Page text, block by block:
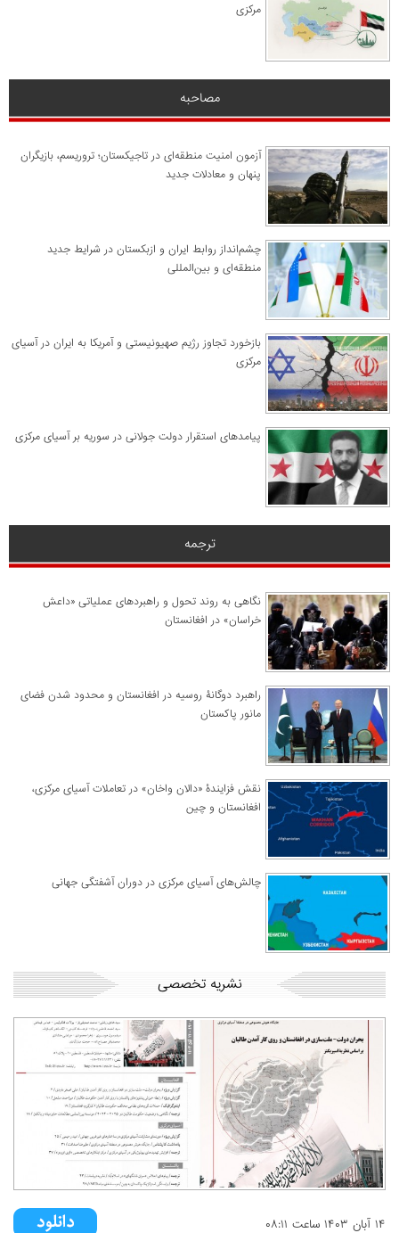
مرکزی
مصاحبه
آزمون امنیت منطقه‌ای در تاجیکستان؛ تروریسم، بازیگران
پنهان و معادلات جدید
چشم‌انداز روابط ایران و ازبکستان در شرایط جدید
منطقه‌ای و بین‌المللی
​بازخورد تجاوز رژیم صهیونیستی و آمریکا به ایران در آسیای
مرکزی
پیامدهای استقرار دولت جولانی در سوریه بر آسیای مرکزی
ترجمه
نگاهی به روند تحول و راهبردهای عملیاتی «داعش
خراسان» در افغانستان
راهبرد دوگانۀ روسیه در افغانستان و محدود شدن فضای
مانور پاکستان
نقش فزایندۀ «دالان واخان» در تعاملات آسیای مرکزی،
افغانستان و چین
چالش‌های آسیای مرکزی در دوران آشفتگی جهانی
نشریه تخصصی
۱۴ آبان ۱۴۰۳ ساعت ۰۸:۱۱